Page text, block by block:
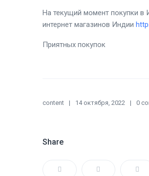
На текущий момент покупки в
интернет магазинов Индии
Приятных покупок
content 14 октября, 2022 0
Share